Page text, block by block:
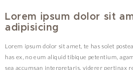
Lorem ipsum dolor sit
adipisicing
Lorem ipsum dolor sit amet, te has solet
has ex, no eum aliquid tibique petentium,
sea accumsan interpretaris, viderer pertinax